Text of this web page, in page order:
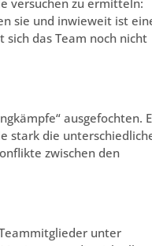
sie und inwieweit ist
das Team noch nicht
ausgefochten.
stark die
zwischen den
unter